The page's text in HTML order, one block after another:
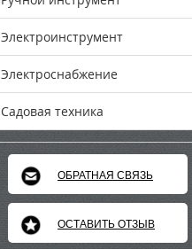
Электроинструмент
Электроснабжение
Садовая техника
ОБРАТНАЯ СВЯЗЬ
ОСТАВИТЬ ОТЗЫВ